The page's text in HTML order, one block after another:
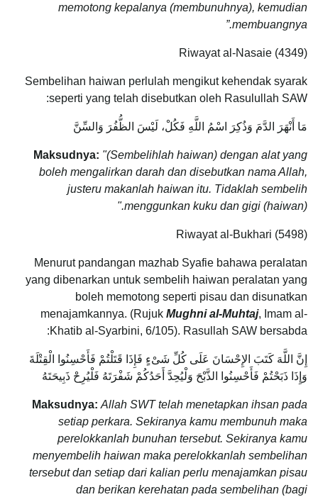
memotong kepalanya (membunuhnya), kemudian
membuangnya.”
Riwayat al-Nasaie (4349)
Sembelihan haiwan perlulah mengikut kehendak syarak
seperti yang telah disebutkan oleh Rasulullah SAW:
مَا أَنْهَرَ الدَّمَ وَذُكِرَ اسْمُ اللَّهِ فَكُلْ، لَيْسَ الظُّفُرَ وَالسِّنَّ
Maksudnya: "(Sembelihlah haiwan) dengan alat yang
boleh mengalirkan darah dan disebutkan nama Allah,
justeru makanlah haiwan itu. Tidaklah sembelih
menggunkan kuku dan gigi (haiwan)."
Riwayat al-Bukhari (5498)
Menurut pandangan mazhab Syafie bahawa peralatan
yang dibenarkan untuk sembelih haiwan peralatan yang
boleh memotong seperti pisau dan disunatkan
menajamkannya. (Rujuk Mughni al-Muhtaj, Imam al-
Khatib al-Syarbini, 6/105). Rasullah SAW bersabda:
إِنَّ اللَّهَ كَتَبَ الإِحْسَانَ عَلَى كُلِّ شَىْءٍ فَإِذَا قَتَلْتُمْ فَأَحْسِنُوا الْقِتْلَةَ
وَإِذَا ذَبَحْتُمْ فَأَحْسِنُوا الذَّبْحَ وَلْيُحِدَّ أَحَدُكُمْ شَفْرَتَهُ فَلْيُرِحْ ذَبِيحَتَهُ
Maksudnya: Allah SWT telah menetapkan ihsan pada
setiap perkara. Sekiranya kamu membunuh maka
perelokkanlah bunuhan tersebut. Sekiranya kamu
menyembelih haiwan maka perelokkanlah sembelihan
tersebut dan setiap dari kalian perlu menajamkan pisau
dan berikan kerehatan pada sembelihan (bagi